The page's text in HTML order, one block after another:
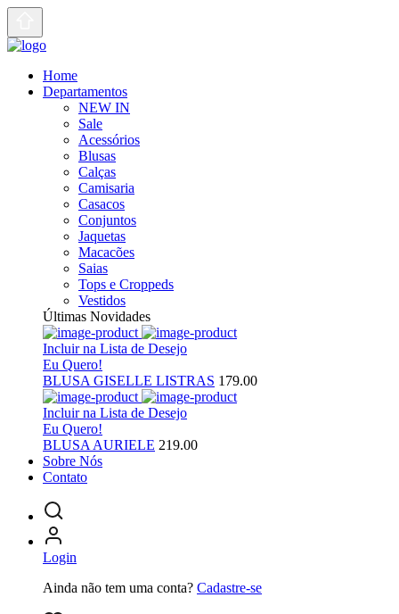
Home
Departamentos
NEW IN
Sale
Acessórios
Blusas
Calças
Camisaria
Casacos
Conjuntos
Jaquetas
Macacões
Saias
Tops e Croppeds
Vestidos
Últimas Novidades
Incluir na Lista de Desejo
Eu Quero!
BLUSA GISELLE LISTRAS 179.00
Incluir na Lista de Desejo
Eu Quero!
BLUSA AURIELE 219.00
Sobre Nós
Contato
Login
Ainda não tem uma conta? Cadastre-se